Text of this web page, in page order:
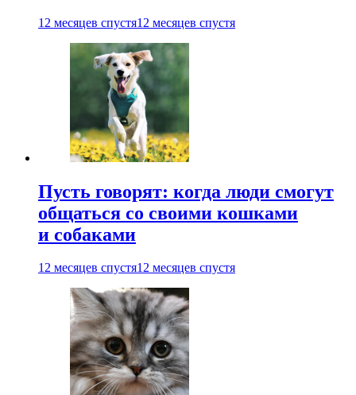
12 месяцев спустя12 месяцев спустя
Пусть говорят: когда люди смогут
общаться со своими кошками
и собаками
12 месяцев спустя12 месяцев спустя